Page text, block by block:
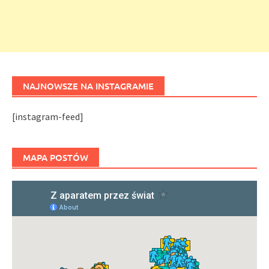
NAJNOWSZE NA INSTAGRAMIE
[instagram-feed]
MAPA POSTÓW